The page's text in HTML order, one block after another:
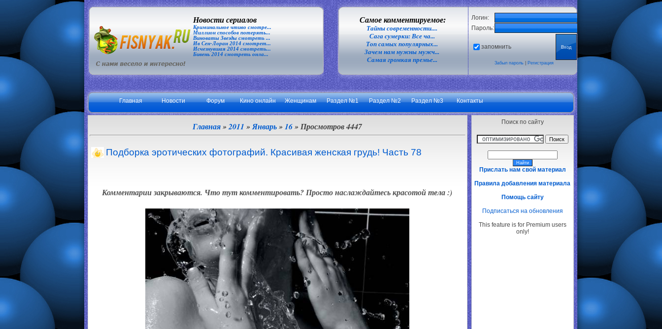
Новости сериалов
Криминальное чтиво смотре...
Миллион способов потерять...
Виноваты Звезды смотреть ...
Ив Сен-Лоран 2014 смотрет...
Исчезнувшая 2014 смотреть...
Бивень 2014 смотреть онла...
Самое комментируемое:
Тайны современности....
Сага сумерки: Все ча...
Топ самых популярных...
Зачем нам нужны мужч...
Самая громкая премье...
Логин:
Пароль:
запомнить
Забыл пароль| Регистрация
Главная Новости Форум Кино онлайн Женщинам Раздел №1 Раздел №2 Раздел №3 Контакты
Поиск по сайту
Прислать нам свой материал
Правила добавления материала
Помощь сайту
Подписаться на обновления
This feature is for Premium users
only!
Главная»2011 »Январь»16» Просмотров 4447
Подборка эротических фотографий. Красивая женская грудь! Часть 78
Комментарии закрываются. Что тут комментировать? Просто наслаждайтесь красотой тела :)